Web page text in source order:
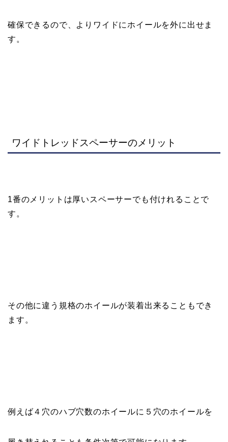
確保できるので、よりワイドにホイールを外に出せま
す。
ワイドトレッドスペーサーのメリット
1番のメリットは厚いスペーサーでも付けれることで
す。
その他に違う規格のホイールが装着出来ることもでき
ます。
例えば４穴のハブ穴数のホイールに５穴のホイールを